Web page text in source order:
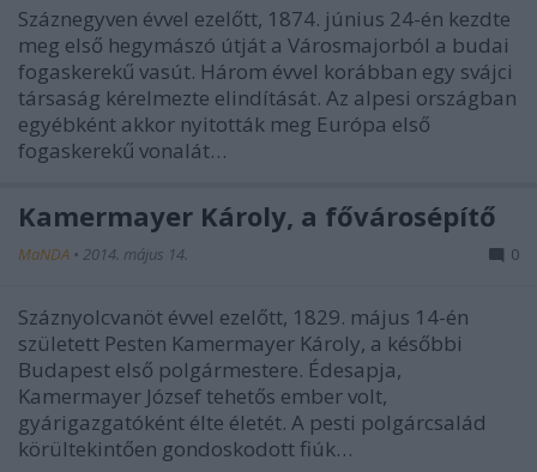
Száznegyven évvel ezelőtt, 1874. június 24-én kezdte
meg első hegymászó útját a Városmajorból a budai
fogaskerekű vasút. Három évvel korábban egy svájci
társaság kérelmezte elindítását. Az alpesi országban
egyébként akkor nyitották meg Európa első
fogaskerekű vonalát…
Kamermayer Károly, a fővárosépítő
MaNDA • 2014. május 14. 0
Száznyolcvanöt évvel ezelőtt, 1829. május 14-én
született Pesten Kamermayer Károly, a későbbi
Budapest első polgármestere. Édesapja,
Kamermayer József tehetős ember volt,
gyárigazgatóként élte életét. A pesti polgárcsalád
körültekintően gondoskodott fiúk…